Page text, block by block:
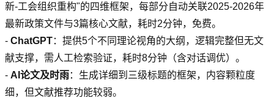
新-工会组织重构"的四维框架，每部分自动关联2025-2026年
最新政策文件与3篇核心文献，耗时2分钟，免费。
- ChatGPT：提供5个不同理论视角的大纲，逻辑完整但无文
献支撑，需人工检索验证，耗时8分钟（含对话调优）。
- AI论文及时雨：生成详细到三级标题的框架，内容颗粒度
细，但文献推荐功能较弱。